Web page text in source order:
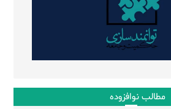
مطالب نوافزوده